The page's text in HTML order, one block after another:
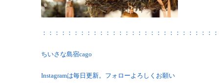
：：：：：：：：：：：：：：：：：：：：：：：：：：：
ちいさな島宿cago
Instagramは毎日更新。フォローよろしくお願い